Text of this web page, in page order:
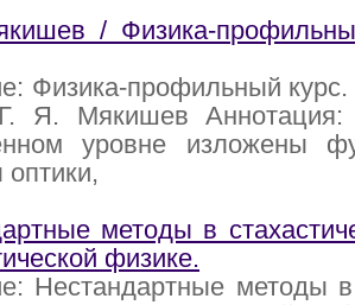
/ Физика-
Физика-профильный
Я. Мякишев
уровне изложены
методы в
физике.
Нестандартные методы в